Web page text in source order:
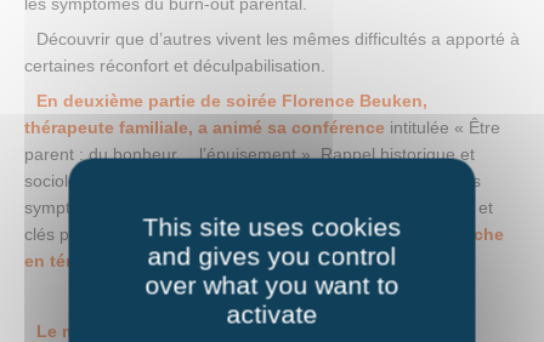
Découvrir que d’autres vivent les mêmes difficultés a apporté à
certaines réconfort et déculpabilisation.
En deuxième partie de soirée Florence Beuken,
thérapeute familiale, a animé sa conférence intitulée « Être
parent : du bonheur… l’épuisement ». Rappel historique et
sociologique de l’évolution de la parentalité, description des
symptômes du burn-out parental, petit quizz pour se situer et
clés pour éviter d’arriver à l’épuisement.La soirée a été riche
en témoignages et partages.
Le mardi 25 juin, La fourmilière donnait à nouveau
This site uses cookies
and gives you control
over what you want to
activate